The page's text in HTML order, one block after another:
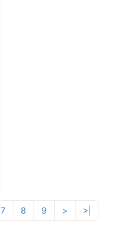
7 8 9 > >|